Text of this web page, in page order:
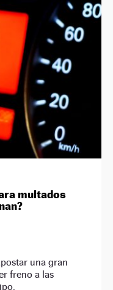
multados
una gran
freno a las